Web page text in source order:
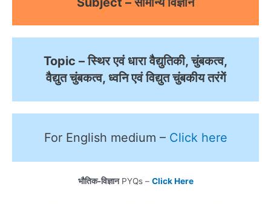
Topic – स्थिर एवं धारा वैद्युतिकी, चुंबकत्व,
वैद्युत चुंबकत्व, ध्वनि एवं विद्युत चुंबकीय तरंगें
For English medium – Click here
भौतिक-विज्ञानPYQs – Click Here